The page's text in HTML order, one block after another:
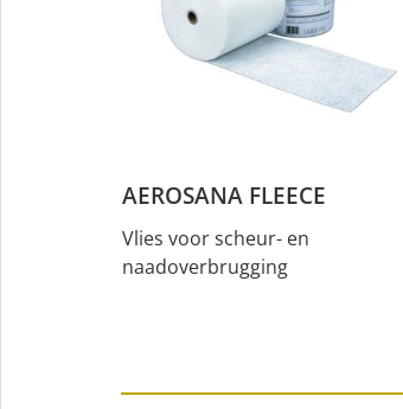
AEROSANA FLEECE
Vlies voor scheur- en
naadoverbrugging